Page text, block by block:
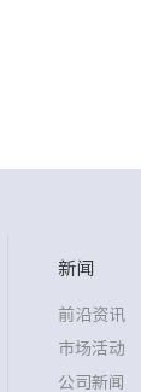
新闻
前沿资讯
市场活动
公司新闻